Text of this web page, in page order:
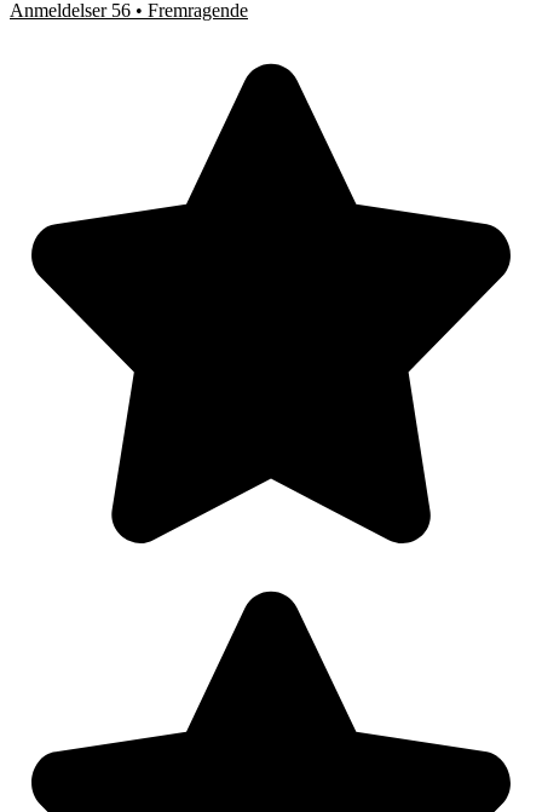
Anmeldelser 56 • Fremragende